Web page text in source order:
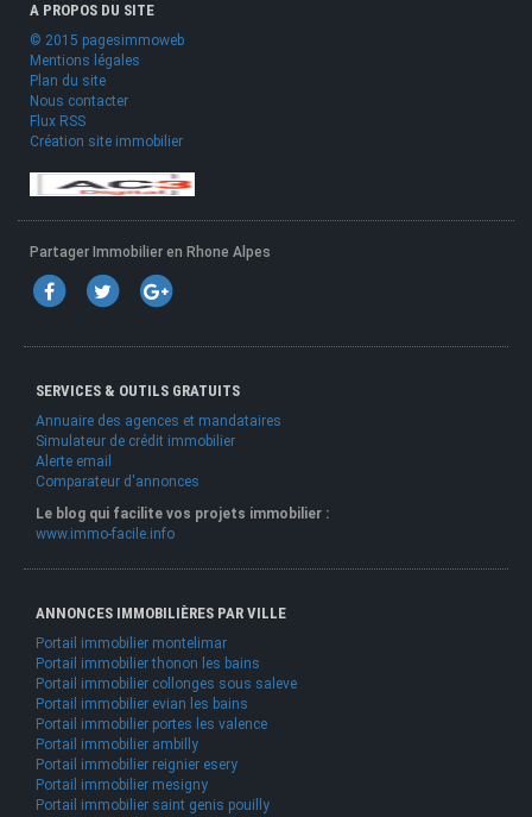
A PROPOS DU SITE
© 2015 pagesimmoweb
Mentions légales
Plan du site
Nous contacter
Flux RSS
Création site immobilier
Partager Immobilier en Rhone Alpes
SERVICES & OUTILS GRATUITS
Annuaire des agences et mandataires
Simulateur de crédit immobilier
Alerte email
Comparateur d'annonces
Le blog qui facilite vos projets immobilier :
www.immo-facile.info
ANNONCES IMMOBILIÈRES PAR VILLE
Portail immobilier montelimar
Portail immobilier thonon les bains
Portail immobilier collonges sous saleve
Portail immobilier evian les bains
Portail immobilier portes les valence
Portail immobilier ambilly
Portail immobilier reignier esery
Portail immobilier mesigny
Portail immobilier saint genis pouilly